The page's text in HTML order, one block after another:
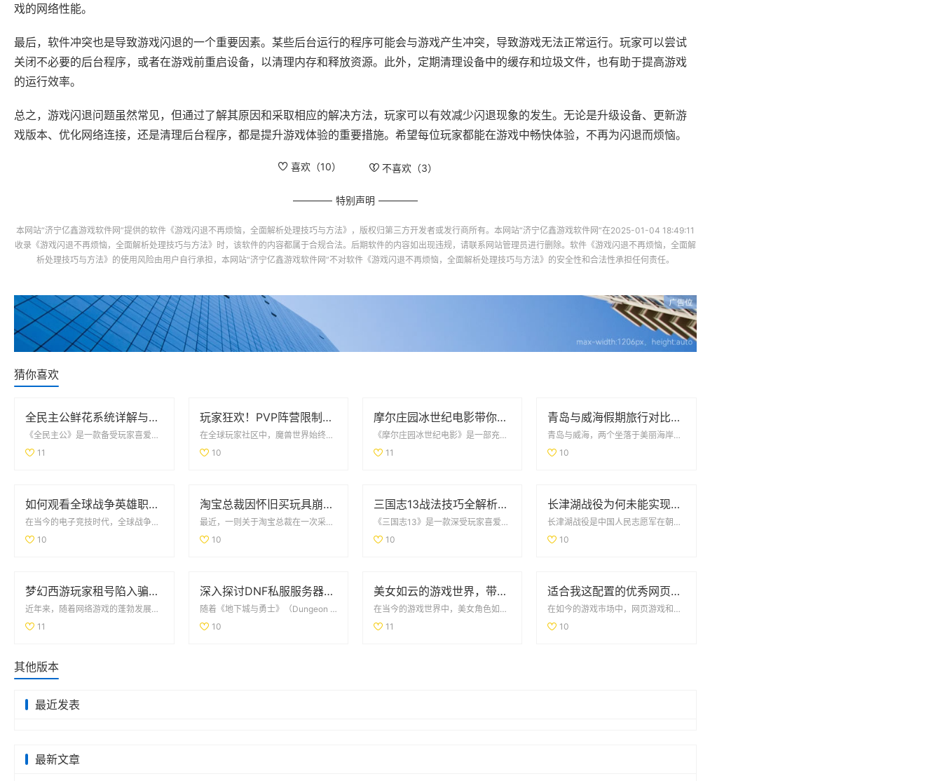
戏的网络性能。
最后，软件冲突也是导致游戏闪退的一个重要因素。某些后台运行的程序可能会与游戏产生冲突，导致游戏无法正常运行。玩家可以尝试
关闭不必要的后台程序，或者在游戏前重启设备，以清理内存和释放资源。此外，定期清理设备中的缓存和垃圾文件，也有助于提高游戏
的运行效率。
总之，游戏闪退问题虽然常见，但通过了解其原因和采取相应的解决方法，玩家可以有效减少闪退现象的发生。无论是升级设备、更新游
戏版本、优化网络连接，还是清理后台程序，都是提升游戏体验的重要措施。希望每位玩家都能在游戏中畅快体验，不再为闪退而烦恼。
喜欢（10） 不喜欢（3）
特别声明
本网站“济宁亿鑫游戏软件网”提供的软件 《游戏闪退不再烦恼，全面解析处理技巧与方法》 ，版权归第三方开发者或发行商所有。本网站“济宁亿鑫游戏软件网”在2025-01-04 18:49:11
收录 《游戏闪退不再烦恼，全面解析处理技巧与方法》 时，该软件的内容都属于合规合法。后期软件的内容如出现违规，请联系网站管理员进行删除。软件 《游戏闪退不再烦恼，全面解
析处理技巧与方法》 的使用风险由用户自行承担，本网站“济宁亿鑫游戏软件网”不对软件 《游戏闪退不再烦恼，全面解析处理技巧与方法》 的安全性和合法性承担任何责任。
猜你喜欢
全民主公鲜花系统详解与玩法技巧大盘点
《全民主公》是一款备受玩家喜爱的策略类手游，其中鲜花系统作为游戏的一大特色，吸引了众多玩家的关注。鲜...
11
玩家狂欢！PVP阵营限制解除，部落与联盟可组队战斗
在全球玩家社区中，魔兽世界始终占据着重要的地位。其不断更新的内容和丰富多彩的游戏体验吸引了无数玩家。...
10
摩尔庄园冰世纪电影带你领略全新奇幻冒险旅程
《摩尔庄园冰世纪电影》是一部充满奇幻色彩的动画电影，它带领观众进入一个全新的冒险旅程。在这个冰雪覆盖...
11
青岛与威海假期旅行对比全解析，哪个更值得去探索
青岛与威海，两个坐落于美丽海岸线的海滨城市，各自拥有独特的魅力和丰富的旅游资源。对于假期旅行者来说，...
10
如何观看全球战争英雄职业赛事的最新信息与平台推荐
在当今的电子竞技时代，全球战争英雄职业赛事吸引了无数玩家和观众的目光。随着技术的进步和网络的普及，观...
10
淘宝总裁因怀旧买玩具崩溃哭泣引发热议
最近，一则关于淘宝总裁在一次采访中因怀旧情绪而崩溃哭泣的事件，引发了广泛的热议。这位总裁在谈及童年时...
10
三国志13战法技巧全解析：全面掌握战法使用策略与方法
《三国志13》是一款深受玩家喜爱的策略类游戏，其中的战法系统不仅丰富多样，还为战斗带来了极大的变化和...
10
长津湖战役为何未能实现全歼敌军的深度解析
长津湖战役是中国人民志愿军在朝鲜战争中的一场重要战役，然而，这场战役虽然在一定程度上取得了战略胜利，...
10
梦幻西游玩家租号陷入骗局 CBG应优化租赁功能保障权益
近年来，随着网络游戏的蓬勃发展，《梦幻西游》作为一款经典的MMORPG，吸引了大量玩家。为了体验高等...
11
深入探讨DNF私服服务器的安全隐患及技术挑战
随着《地下城与勇士》（Dungeon & Fighter，简称DNF）的热度不断攀升，越来越多的玩家...
10
美女如云的游戏世界，带你领略视觉盛宴的无限魅力
在当今的游戏世界中，美女角色如云而生，无疑为游戏增添了无穷的魅力和视觉享受。从古风仙侠到现代都市，每...
11
适合我这配置的优秀网页游戏和单机游戏推荐
在如今的游戏市场中，网页游戏和单机游戏因其便捷性和丰富性而受到越来越多玩家的青睐。对于配置较低的电脑...
10
其他版本
最近发表
最新文章